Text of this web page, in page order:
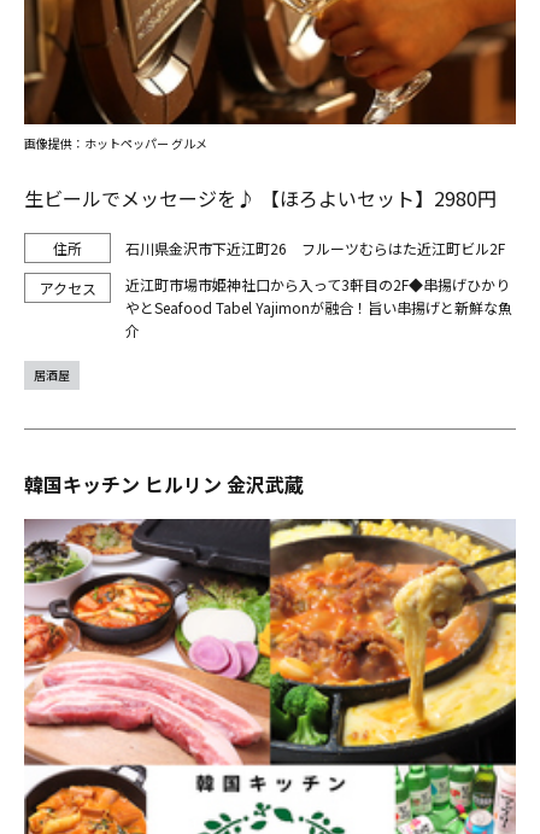
生ビールでメッセージを♪ 【ほろよいセット】2980円
石川県金沢市下近江町26 フルーツむらはた近江町ビル2F
近江町市場市姫神社口から入って3軒目の2F◆串揚げひかり
やとSeafood Tabel Yajimonが融合！旨い串揚げと新鮮な魚
介
画像提供：ホットペッパー グルメ
居酒屋
韓国キッチン ヒルリン 金沢武蔵